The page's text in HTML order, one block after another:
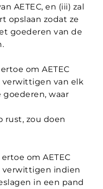
AETEC, en (iii) zal
opslaan zodat ze
goederen van de
om AETEC
van elk
waar
rust, zou doen
om AETEC
indien
in een pand